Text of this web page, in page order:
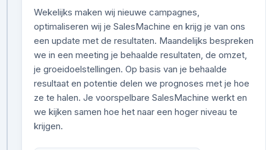
Wekelijks maken wij nieuwe campagnes,
optimaliseren wij je SalesMachine en krijg je van ons
een update met de resultaten. Maandelijks bespreken
we in een meeting je behaalde resultaten, de omzet,
je groeidoelstellingen. Op basis van je behaalde
resultaat en potentie delen we prognoses met je hoe
ze te halen. Je voorspelbare SalesMachine werkt en
we kijken samen hoe het naar een hoger niveau te
krijgen.